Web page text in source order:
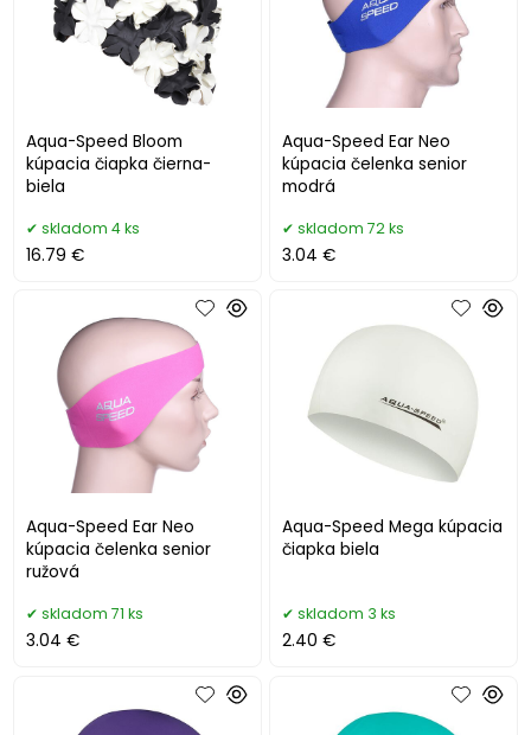
Aqua-Speed Bloom
kúpacia čiapka čierna-
biela
skladom 4 ks
16.79 €
Aqua-Speed Ear Neo
kúpacia čelenka senior
modrá
skladom 72 ks
3.04 €
Aqua-Speed Ear Neo
kúpacia čelenka senior
ružová
skladom 71 ks
3.04 €
Aqua-Speed Mega kúpacia
čiapka biela
skladom 3 ks
2.40 €